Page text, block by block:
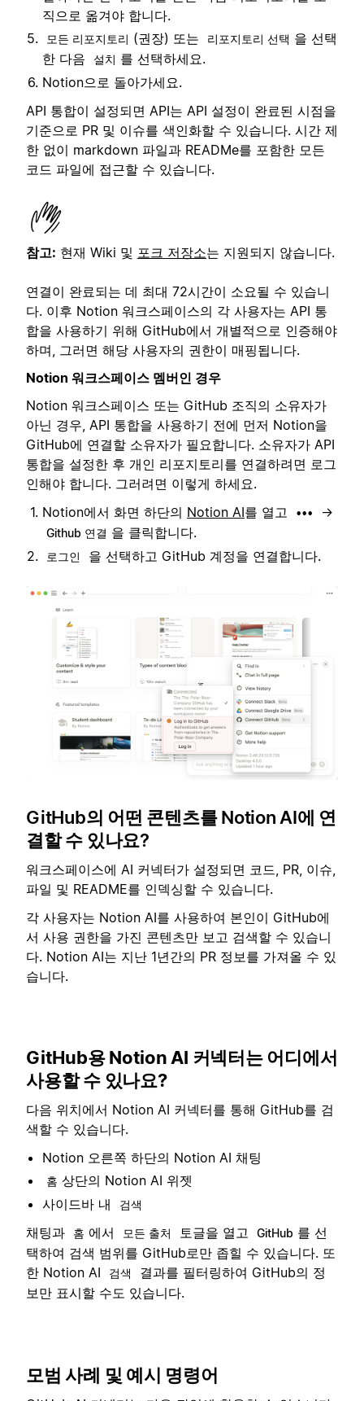
직으로 옮겨야 합니다.
모든 리포지토리 (권장) 또는 리포지토리 선택 을 선택
한 다음
설치 를 선택하세요.
Notion으로 돌아가세요.
API 통합이 설정되면 API는 API 설정이 완료된 시점을
기준으로 PR 및 이슈를 색인화할 수 있습니다. 시간 제
한 없이 markdown 파일과 READMe를 포함한 모든
코드 파일에 접근할 수 있습니다.
참고: 현재 Wiki 및 포크 저장소는 지원되지 않습니다.
연결이 완료되는 데 최대 72시간이 소요될 수 있습니
다. 이후 Notion 워크스페이스의 각 사용자는 API 통
합을 사용하기 위해 GitHub에서 개별적으로 인증해야
하며, 그러면 해당 사용자의 권한이 매핑됩니다.
Notion 워크스페이스 멤버인 경우
Notion 워크스페이스 또는 GitHub 조직의 소유자가
아닌 경우, API 통합을 사용하기 전에 먼저 Notion을
GitHub에 연결할 소유자가 필요합니다. 소유자가 API
통합을 설정한 후 개인 리포지토리를 연결하려면 로그
인해야 합니다. 그러려면 이렇게 하세요.
Notion에서 화면 하단의 Notion AI를 열고 ••• →
Github 연결 을 클릭합니다.
로그인 을 선택하고 GitHub 계정을 연결합니다.
GitHub의 어떤 콘텐츠를 Notion AI에 연
결할 수 있나요?
워크스페이스에 AI 커넥터가 설정되면 코드, PR, 이슈,
파일 및 README를 인덱싱할 수 있습니다.
각 사용자는 Notion AI를 사용하여 본인이 GitHub에
서 사용 권한을 가진 콘텐츠만 보고 검색할 수 있습니
다. Notion AI는 지난 1년간의 PR 정보를 가져올 수 있
습니다.
GitHub용 Notion AI 커넥터는 어디에서
사용할 수 있나요?
다음 위치에서 Notion AI 커넥터를 통해 GitHub를 검
색할 수 있습니다.
Notion 오른쪽 하단의 Notion AI 채팅
홈 상단의 Notion AI 위젯
사이드바 내
검색
채팅과 홈 에서 모든 출처 토글을 열고 GitHub 를 선
택하여 검색 범위를 GitHub로만 좁힐 수 있습니다. 또
한 Notion AI
검색
결과를 필터링하여 GitHub의 정
보만 표시할 수도 있습니다.
모범 사례 및 예시 명령어